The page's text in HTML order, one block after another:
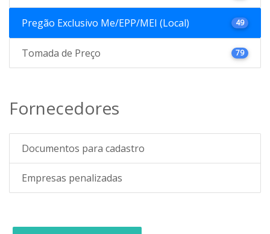
Pregão Exclusivo Me/EPP/MEI (Local) 49
Tomada de Preço 79
Fornecedores
Documentos para cadastro
Empresas penalizadas